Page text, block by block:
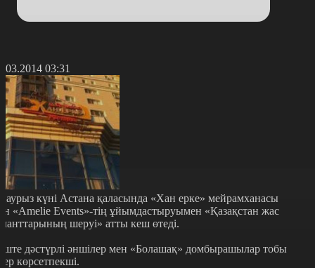
03:31
күні Астана қаласында «Хан ерке» мейрамханасы
«Amelie Events»-тің ұйымдастыруымен «Қазақстан жас
шеруі» атты кеш өтеді.
дәстүрлі әншілер мен «Болашақ» домбырашылар тобы
көрсетпекші.